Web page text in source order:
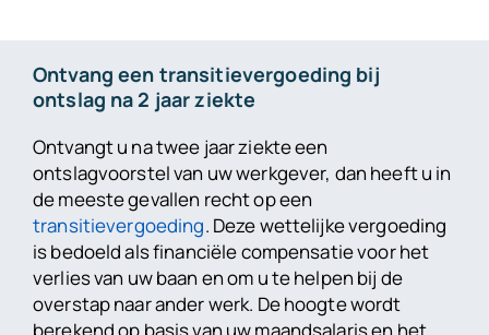
Ontvang een transitievergoeding bij
ontslag na 2 jaar ziekte
Ontvangt u na twee jaar ziekte een
ontslagvoorstel van uw werkgever, dan heeft u in
de meeste gevallen recht op een
transitievergoeding. Deze wettelijke vergoeding
is bedoeld als financiële compensatie voor het
verlies van uw baan en om u te helpen bij de
overstap naar ander werk. De hoogte wordt
berekend op basis van uw maandsalaris en het